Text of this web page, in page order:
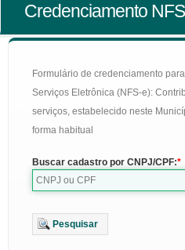
Credenciamento
Formulário de credenciamento
Serviços Eletrônica (NFS-e):
serviços, estabelecido neste
forma habitual
Buscar cadastro por CNPJ/CPF:
Pesquisar